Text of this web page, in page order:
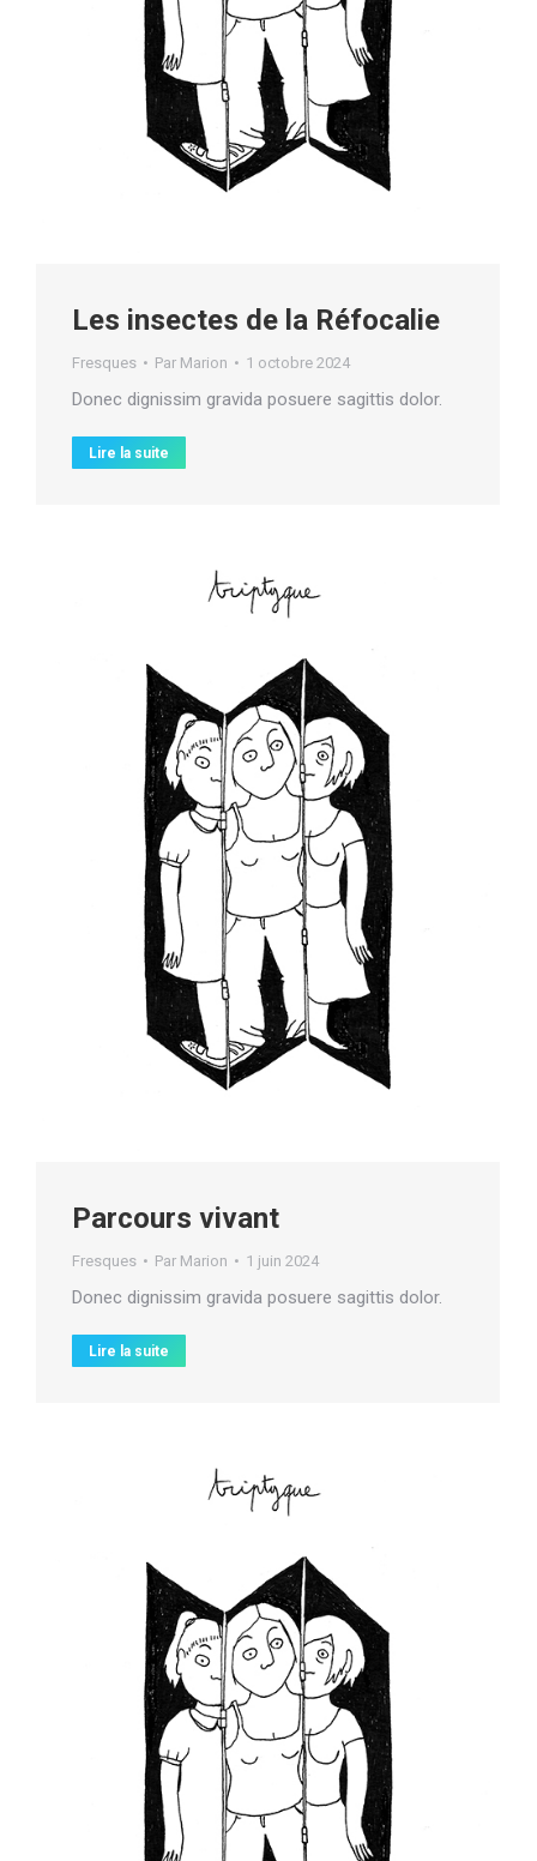
Les insectes de la Réfocalie
Fresques Par Marion 1 octobre 2024
Donec dignissim gravida posuere sagittis dolor.
Lire la suite
Parcours vivant
Fresques Par Marion 1 juin 2024
Donec dignissim gravida posuere sagittis dolor.
Lire la suite